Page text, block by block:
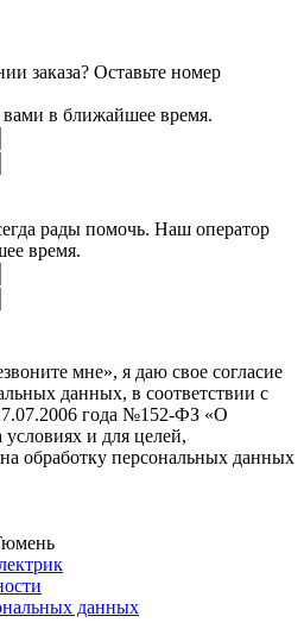
заказа? Оставьте номер
вами в ближайшее время.
рады помочь. Наш оператор
время.
мне», я даю свое согласие
данных, в соответствии с
года №152-ФЗ «О
и для целей,
обработку персональных данных
данных